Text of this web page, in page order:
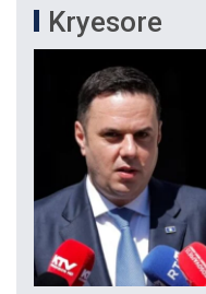
Kryesore